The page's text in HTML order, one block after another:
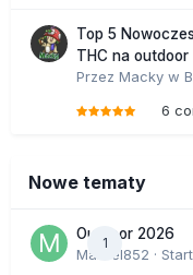
Top 5
THC na
Przez Macky w
6
Nowe tematy
1
Outdoor 2026
Marcel852 ·